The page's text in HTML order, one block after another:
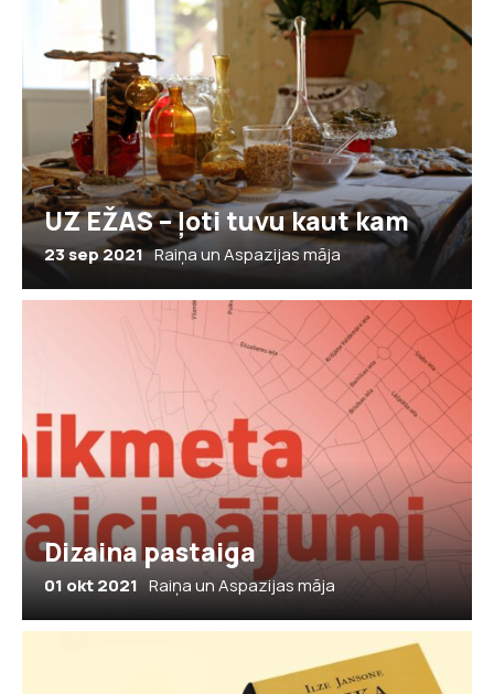
UZ EŽAS – ļoti tuvu kaut kam
23 sep 2021 Raiņa un Aspazijas māja
Dizaina pastaiga
01 okt 2021 Raiņa un Aspazijas māja